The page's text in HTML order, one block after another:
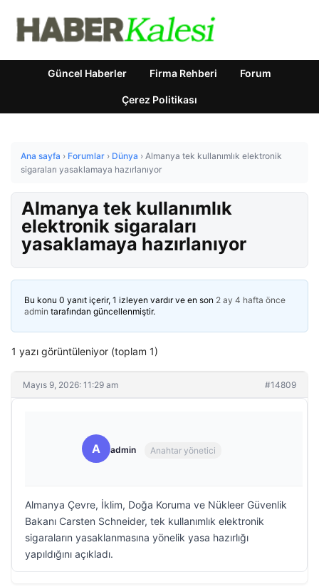
Güncel Haberler Firma Rehberi Forum
Çerez Politikası
Ana sayfa › Forumlar › Dünya › Almanya tek kullanımlık elektronik
sigaraları yasaklamaya hazırlanıyor
Almanya tek kullanımlık
elektronik sigaraları
yasaklamaya hazırlanıyor
Bu konu 0 yanıt içerir, 1 izleyen vardır ve en son 2 ay 4 hafta önce
admin tarafından güncellenmiştir.
1 yazı görüntüleniyor (toplam 1)
Mayıs 9, 2026: 11:29 am #14809
A admin Anahtar yönetici
Almanya Çevre, İklim, Doğa Koruma ve Nükleer Güvenlik
Bakanı Carsten Schneider, tek kullanımlık elektronik
sigaraların yasaklanmasına yönelik yasa hazırlığı
yapıldığını açıkladı.